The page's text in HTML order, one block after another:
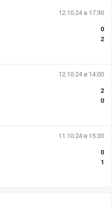
12.10.24 в 17:30
0
2
12.10.24 в 14:00
2
0
11.10.24 в 15:30
0
1